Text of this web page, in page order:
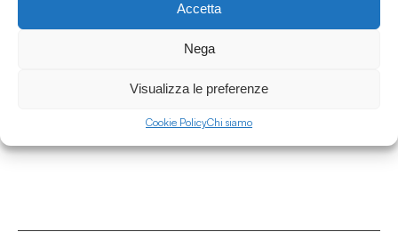
Accetta
Nega
Visualizza le preferenze
Cookie PolicyChi siamo
Zero Consiglia #Febbraio 2020